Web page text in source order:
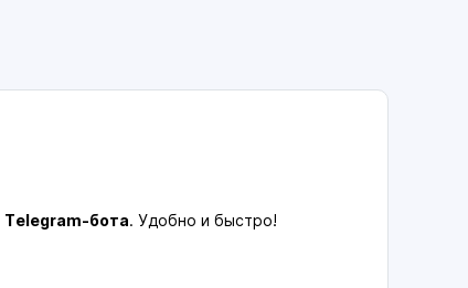
Telegram-бота. Удобно и быстро!